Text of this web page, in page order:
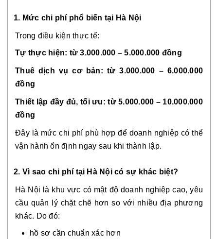
1. Mức chi phí phổ biến tại Hà Nội
Trong điều kiện thực tế:
Tự thực hiện: từ 3.000.000 – 5.000.000 đồng
Thuê dịch vụ cơ bản: từ 3.000.000 – 6.000.000
đồng
Thiết lập đầy đủ, tối ưu: từ 5.000.000 – 10.000.000
đồng
Đây là mức chi phí phù hợp để doanh nghiệp có thể
vận hành ổn định ngay sau khi thành lập.
2. Vì sao chi phí tại Hà Nội có sự khác biệt?
Hà Nội là khu vực có mật độ doanh nghiệp cao, yêu
cầu quản lý chặt chẽ hơn so với nhiều địa phương
khác. Do đó:
hồ sơ cần chuẩn xác hơn